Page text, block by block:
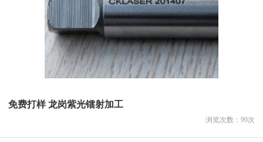
免费打样 龙岗紫光镭射加工
浏览次数： 99次